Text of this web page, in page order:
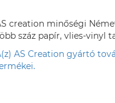
creation minőségi
száz papír, vlies-vinyl
AS Creation gyártó